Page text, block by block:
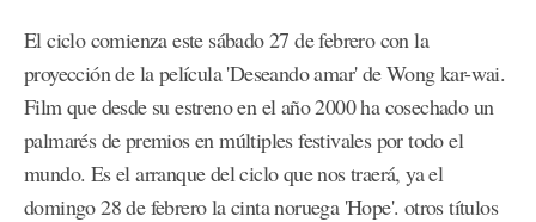
El ciclo comienza este sábado 27 de febrero con la
proyección de la película 'Deseando amar' de Wong kar-wai.
Film que desde su estreno en el año 2000 ha cosechado un
palmarés de premios en múltiples festivales por todo el
mundo. Es el arranque del ciclo que nos traerá, ya el
domingo 28 de febrero la cinta noruega 'Hope'. otros títulos